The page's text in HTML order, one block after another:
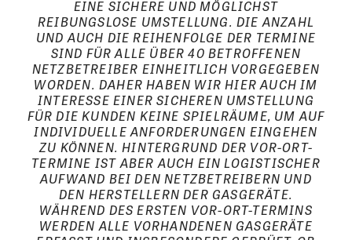
INE SICHERE UND MÖGLICHST R
EIBUNGSLOSE UMSTELLUNG. DIE ANZAHL U
ND AUCH DIE REIHENFOLGE DER TERMINE S
IND FÜR ALLE ÜBER 40 BETROFFENEN N
ETZBETREIBER EINHEITLICH VORGEGEBEN W
ORDEN. DAHER HABEN WIR HIER AUCH IM I
NTERESSE EINER SICHEREN UMSTELLUNG F
ÜR DIE KUNDEN KEINE SPIELRÄUME, UM AUF I
NDIVIDUELLE ANFORDERUNGEN EINGEHEN Z
U KÖNNEN. HINTERGRUND DER VOR-ORT-T
ERMINE IST ABER AUCH EIN LOGISTISCHER A
UFWAND BEI DEN NETZBETREIBERN UND D
EN HERSTELLERN DER GASGERÄTE. W
ÄHREND DES ERSTEN VOR-ORT-TERMINS W
ERDEN ALLE VORHANDENEN GASGERÄTE E